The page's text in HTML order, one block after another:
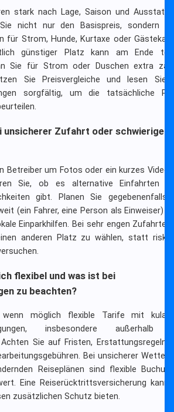
stark nach Lage, Saison und
nicht nur den Basispreis, sondern
für Strom, Hunde, Kurtaxe oder
günstiger Platz kann am Ende
Sie für Strom oder Duschen extra
Sie Preisvergleiche und lesen Sie
sorgfältig, um die tatsächliche
unsicherer Zufahrt oder schwieriger
Betreiber um Fotos oder ein kurzes Video
Sie, ob es alternative Einfahrten
gibt. Planen Sie gegebenenfalls
(ein Fahrer, eine Person als Einweiser)
Einparkhilfen. Bei sehr engen
anderen Platz zu wählen, statt
flexibel und was ist bei
zu beachten?
wenn möglich flexible Tarife mit
insbesondere außerhalb
Achten Sie auf Fristen, Erstattungsregeln
Bei unsicherer
Reiseplänen sind flexible
Eine Reiserücktrittsversicherung kann
zusätzlichen Schutz bieten.